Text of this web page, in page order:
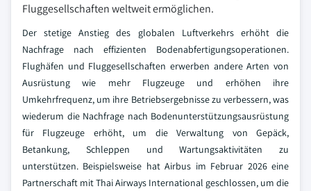
Fluggesellschaften weltweit ermöglichen.
Der stetige Anstieg des globalen Luftverkehrs erhöht die
Nachfrage nach effizienten Bodenabfertigungsoperationen.
Flughäfen und Fluggesellschaften erwerben andere Arten von
Ausrüstung wie mehr Flugzeuge und erhöhen ihre
Umkehrfrequenz, um ihre Betriebsergebnisse zu verbessern, was
wiederum die Nachfrage nach Bodenunterstützungsausrüstung
für Flugzeuge erhöht, um die Verwaltung von Gepäck,
Betankung, Schleppen und Wartungsaktivitäten zu
unterstützen. Beispielsweise hat Airbus im Februar 2026 eine
Partnerschaft mit Thai Airways International geschlossen, um die